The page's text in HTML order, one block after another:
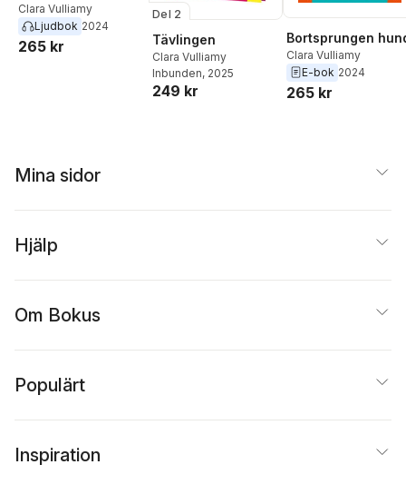
Clara Vulliamy
Ljudbok 2024
265 kr
Del 2
Tävlingen
Clara Vulliamy
Inbunden, 2025
249 kr
Bortsprungen
Clara Vulliamy
E-bok 2024
265 kr
Mina sidor
Hjälp
Om Bokus
Populärt
Inspiration